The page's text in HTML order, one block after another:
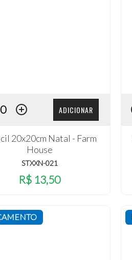
ADICIONAR
20x20cm Natal - Farm
House
STXXN-021
R$ 13,50